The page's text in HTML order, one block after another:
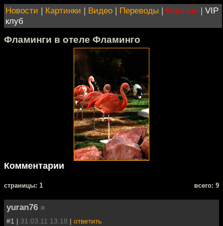
Новости | Картинки | Видео | Переводы | Магазин | VIP
клуб
Фламинги в отеле Фламинго
Комментарии
cтраницы: 1 всего: 9
yuran76 »
#1 | 31.03.11 13:18 | ответить